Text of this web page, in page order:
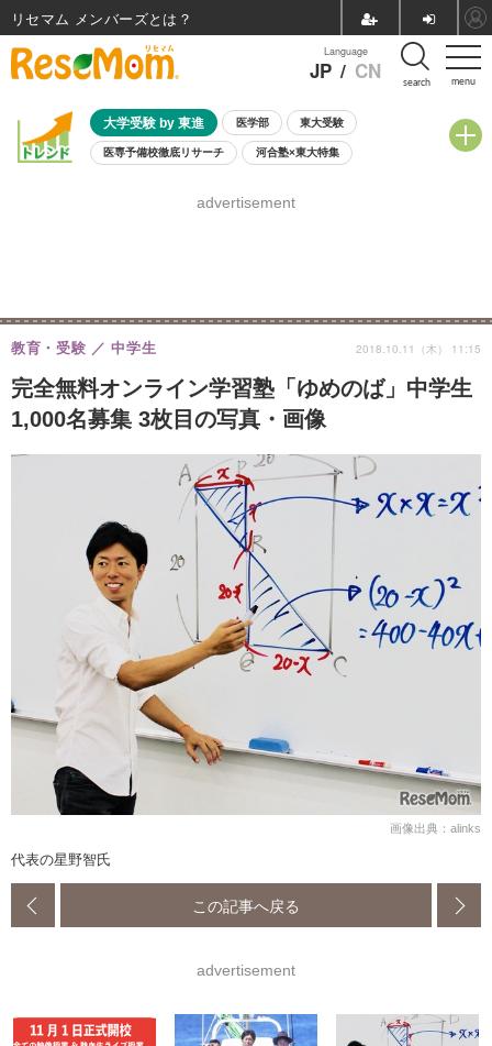
menu
Language
JP / CN search
大学受験 by 東進 医学部 東大受験
医専予備校徹底リサーチ 河合塾×東大特集
8月開催学校説明会・相談会
advertisement
完全無料オンライン学習塾「ゆめのば」中学生
1,000名募集 3枚目の写真・画像
教育・受験 中学生 2018.10.11（木） 11:15
画像出典：alinks
代表の星野智氏
この記事へ戻る
advertisement
リセマム メンバーズ